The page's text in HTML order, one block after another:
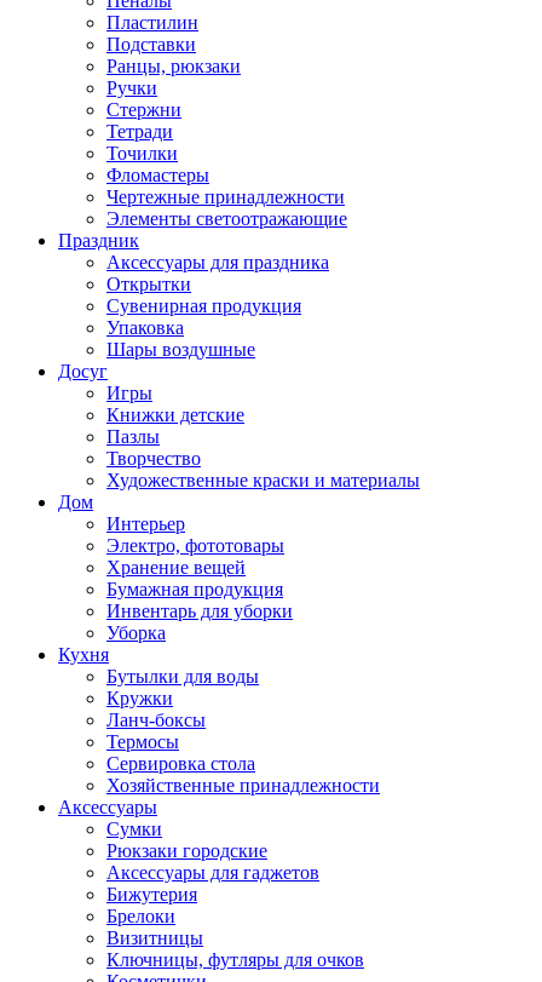
Пластилин
Подставки
Ранцы, рюкзаки
Ручки
Стержни
Тетради
Точилки
Фломастеры
Чертежные принадлежности
Элементы светоотражающие
Праздник
Аксессуары для праздника
Открытки
Сувенирная продукция
Упаковка
Шары воздушные
Досуг
Игры
Книжки детские
Пазлы
Творчество
Художественные краски и материалы
Дом
Интерьер
Электро, фототовары
Хранение вещей
Бумажная продукция
Инвентарь для уборки
Уборка
Кухня
Бутылки для воды
Кружки
Ланч-боксы
Термосы
Сервировка стола
Хозяйственные принадлежности
Аксессуары
Сумки
Рюкзаки городские
Аксессуары для гаджетов
Бижутерия
Брелоки
Визитницы
Ключницы, футляры для очков